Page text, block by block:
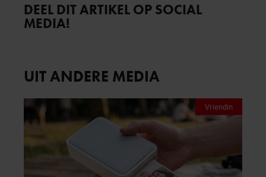
DEEL DIT ARTIKEL OP SOCIAL
MEDIA!
UIT ANDERE MEDIA
Vriendin